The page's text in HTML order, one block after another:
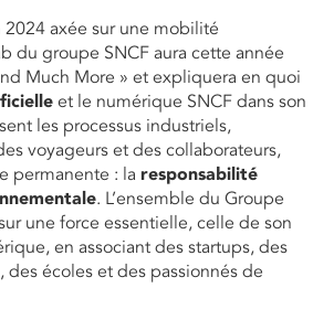
axée sur une mobilité
du groupe SNCF aura cette année
Much More » et expliquera en quoi
et le numérique SNCF dans son
les processus industriels,
voyageurs et des collaborateurs,
permanente : la responsabilité
. L’ensemble du Groupe
une force essentielle, celle de son
en associant des startups, des
des écoles et des passionnés de